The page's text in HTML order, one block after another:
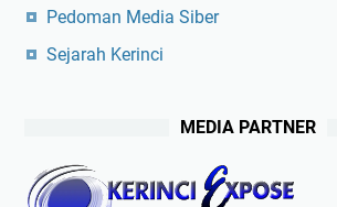
Pedoman Media Siber
Sejarah Kerinci
MEDIA PARTNER